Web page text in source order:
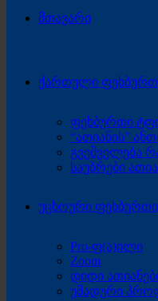
მთავარი
ქართული
ფეხბურთი
“ათიანის”
გვეშველება
საუბრები
უცხოური ფეხბურთი
Pro-ფ(ა)ილი
Zoom
დიდი
უმადური